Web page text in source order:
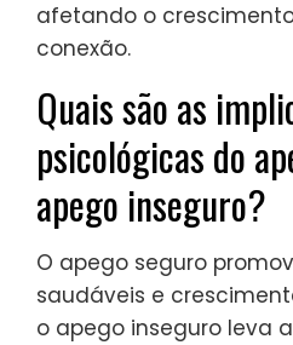
afetando o
conexão.
Quais são as
psicológicas do
apego inseguro?
O apego seguro
saudáveis e
o apego inseguro leva